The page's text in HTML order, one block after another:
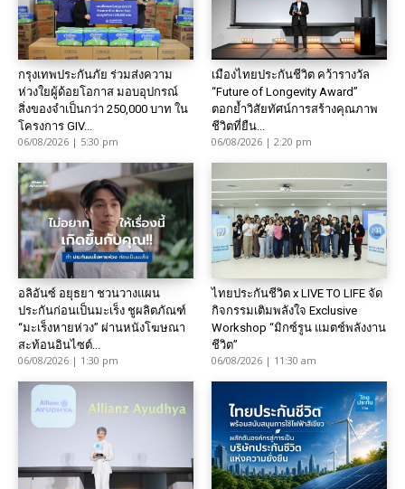
กรุงเทพประกันภัย ร่วมส่งความ
ห่วงใยผู้ด้อยโอกาส มอบอุปกรณ์
สิ่งของจำเป็นกว่า 250,000 บาท ใน
โครงการ GIV...
06/08/2026 | 5:30 pm
เมืองไทยประกันชีวิต คว้ารางวัล
“Future of Longevity Award”
ตอกย้ำวิสัยทัศน์การสร้างคุณภาพ
ชีวิตที่ยืน...
06/08/2026 | 2:20 pm
อลิอันซ์ อยุธยา ชวนวางแผน
ประกันก่อนเป็นมะเร็ง ชูผลิตภัณฑ์
“มะเร็งหายห่วง” ผ่านหนังโฆษณา
สะท้อนอินไซต์...
06/08/2026 | 1:30 pm
ไทยประกันชีวิต x LIVE TO LIFE จัด
กิจกรรมเติมพลังใจ Exclusive
Workshop “มิกซ์รูน แมตช์พลังงาน
ชีวิต”
06/08/2026 | 11:30 am